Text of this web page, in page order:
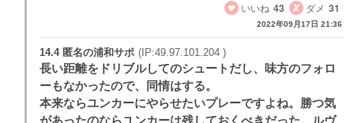
いいね 43 ダメ 31
2022年09月17日 21:36
14.4 匿名の浦和サポ (IP:49.97.101.204 )
長い距離をドリブルしてのシュートだし、味方のフォロ
ーもなかったので、同情はする。
本来ならユンカーにやらせたいプレーですよね。勝つ気
があったのならユンカーは残しておくべきだった。ルヴ